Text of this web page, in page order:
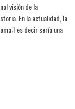
visión de la
En la actualidad, la
es decir sería una